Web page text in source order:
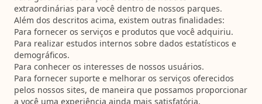
extraordinárias para você dentro de nossos parques.
Além dos descritos acima, existem outras finalidades:
Para fornecer os serviços e produtos que você adquiriu.
Para realizar estudos internos sobre dados estatísticos e
demográficos.
Para conhecer os interesses de nossos usuários.
Para fornecer suporte e melhorar os serviços oferecidos
pelos nossos sites, de maneira que possamos proporcionar
a você uma experiência ainda mais satisfatória.